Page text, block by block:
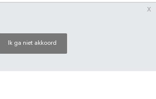
Ik ga niet akkoord
x